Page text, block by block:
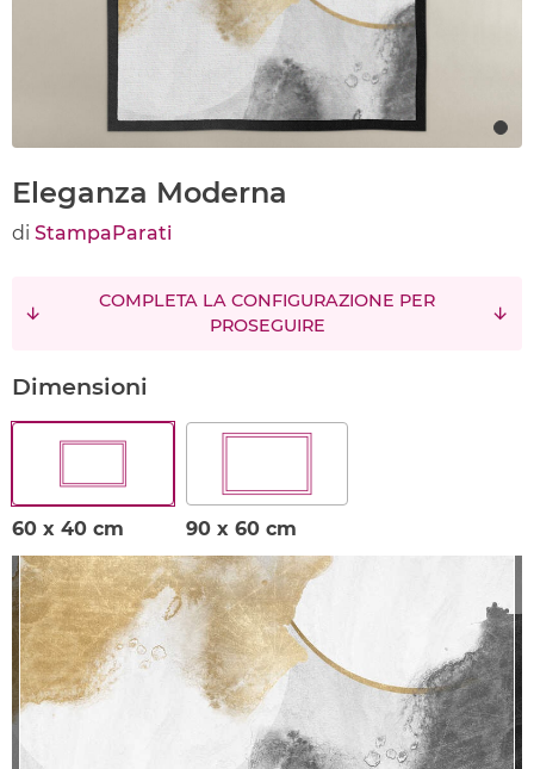
Eleganza Moderna
di StampaParati
COMPLETA LA CONFIGURAZIONE PER
PROSEGUIRE
Dimensioni
60 x 40 cm 90 x 60 cm